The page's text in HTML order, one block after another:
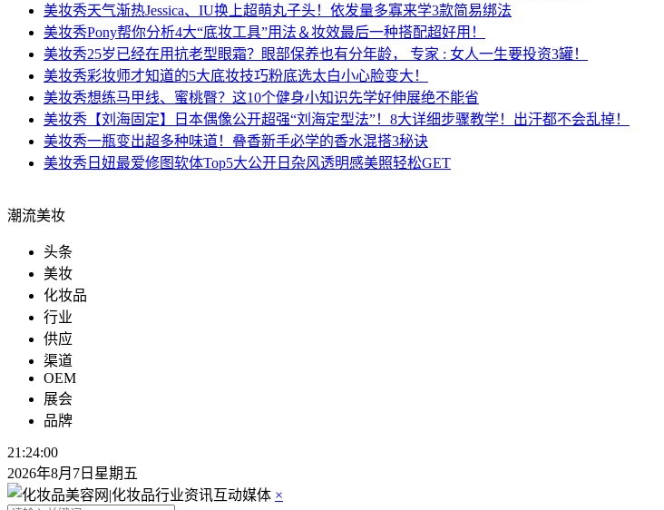
美妆秀天气渐热Jessica、IU换上超萌丸子头！依发量多寡来学3款简易绑法
美妆秀Pony帮你分析4大“底妆工具”用法＆妆效最后一种搭配超好用！
美妆秀25岁已经在用抗老型眼霜？眼部保养也有分年龄， 专家 : 女人一生要投资3罐！
美妆秀彩妆师才知道的5大底妆技巧粉底选太白小心脸变大！
美妆秀想练马甲线、蜜桃臀？这10个健身小知识先学好伸展绝不能省
美妆秀 【刘海固定】日本偶像公开超强“刘海定型法”！8大详细步骤教学！出汗都不会乱掉！
美妆秀一瓶变出超多种味道！叠香新手必学的香水混搭3秘诀
美妆秀 日妞最爱修图软体Top5大公开日杂风透明感美照轻松GET
潮流美妆
头条
美妆
化妆品
行业
供应
渠道
OEM
展会
品牌
21:24:01
2026年8月7日星期五
×